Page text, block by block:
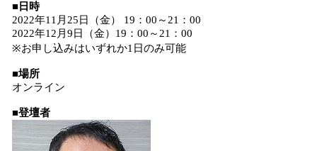
■日時
2022年11月25日（金） 19：00～21：00
2022年12月9日（金）19：00～21：00
※お申し込みはいずれか1日のみ可能
■場所
オンライン
■登壇者